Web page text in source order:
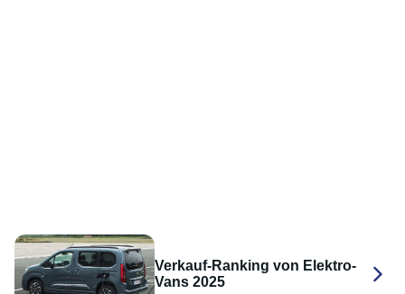
Verkauf-Ranking von Elektro-
Vans 2025